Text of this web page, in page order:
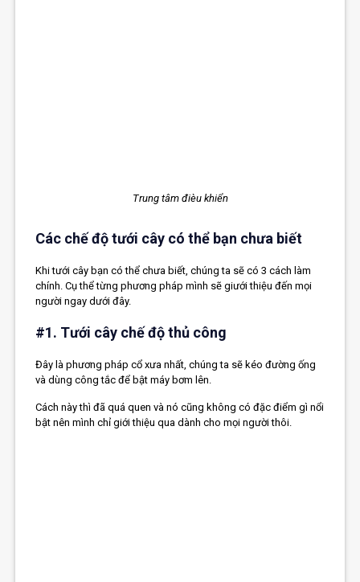
Trung tâm đièu khiển
Các chế độ tưới cây có thể bạn chưa biết
Khi tưới cây bạn có thể chưa biết, chúng ta sẽ có 3 cách làm
chính. Cụ thể từng phương pháp mình sẽ giưới thiệu đến mọi
người ngay dưới đây.
#1. Tưới cây chế độ thủ công
Đây là phương pháp cổ xưa nhất, chúng ta sẽ kéo đường ống
và dùng công tắc để bật máy bơm lên.
Cách này thì đã quá quen và nó cũng không có đặc điểm gì nổi
bật nên mình chỉ giới thiệu qua dành cho mọi người thôi.